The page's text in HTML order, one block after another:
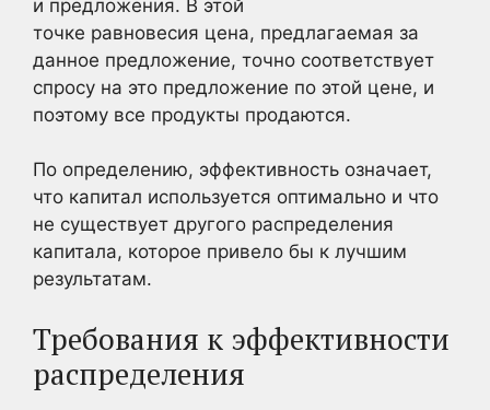
и предложения. В этой
точке равновесия цена, предлагаемая за
данное предложение, точно соответствует
спросу на это предложение по этой цене, и
поэтому все продукты продаются.
По определению, эффективность означает,
что капитал используется оптимально и что
не существует другого распределения
капитала, которое привело бы к лучшим
результатам.
Требования к эффективности
распределения